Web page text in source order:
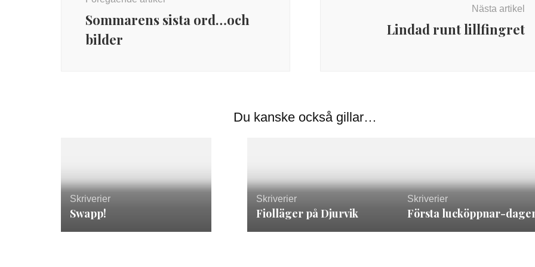
Sommarens sista ord…och
bilder
Nästa artikel
Lindad runt lillfingret
Du kanske också gillar…
Skriverier
Swapp!
Skriverier
Fiolläger på Djurvik
Skriverier
Första lucköppnar-